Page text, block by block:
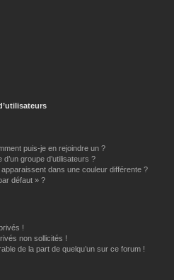
puis-je en rejoindre un ?
groupe d’utilisateurs ?
dans une couleur différente ?
défaut » ?
!
non sollicités !
de la part de quelqu’un sur ce forum !